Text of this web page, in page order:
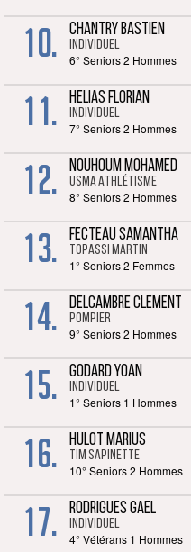
10. CHANTRY BASTIEN
Individuel
6° Seniors 2 Hommes
11. HELIAS FLORIAN
Individuel
7° Seniors 2 Hommes
12. NOUHOUM MOHAMED
USMA Athlétisme
8° Seniors 2 Hommes
13. FECTEAU SAMANTHA
TOPASSI Martin
1° Seniors 2 Femmes
14. DELCAMBRE CLEMENT
POMPIER
9° Seniors 2 Hommes
15. GODARD YOAN
Individuel
1° Seniors 1 Hommes
16. HULOT MARIUS
Tim sapinette
10° Seniors 2 Hommes
17. RODRIGUES GAEL
Individuel
4° Vétérans 1 Hommes